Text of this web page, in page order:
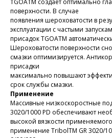
TGOATM создает оптимально
поверхности. В случае
появления шероховатости в
эксплуатации с частыми
присадок TGOATM
Шероховатости поверхности
смазки оптимизируется.
присадки
максимально повышают
срок службы смазки.
Применение
Массивные низкоскоростные
3020/1000 PD обеспечивают
высокой вязкости
применение TribolTM GR 3020/